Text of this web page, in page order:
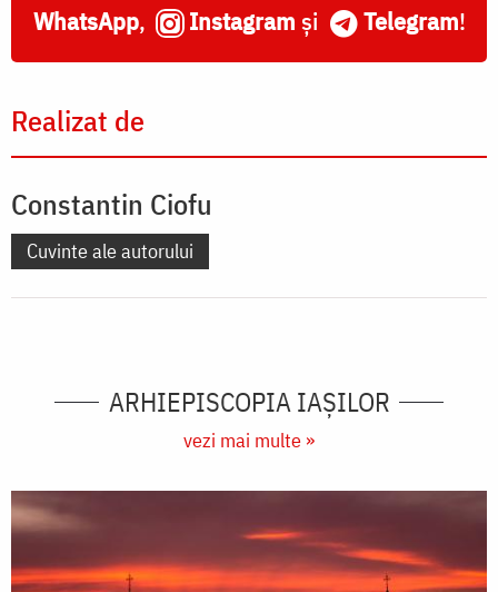
WhatsApp, Instagram și Telegram!
Realizat de
Constantin Ciofu
Cuvinte ale autorului
ARHIEPISCOPIA IAŞILOR
vezi mai multe »